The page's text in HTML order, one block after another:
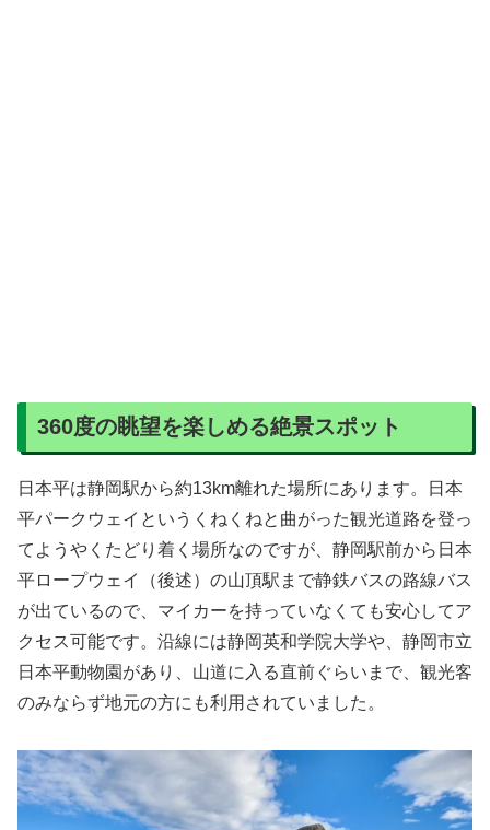
360度の眺望を楽しめる絶景スポット
日本平は静岡駅から約13km離れた場所にあります。日本
平パークウェイというくねくねと曲がった観光道路を登っ
てようやくたどり着く場所なのですが、静岡駅前から日本
平ロープウェイ（後述）の山頂駅まで静鉄バスの路線バス
が出ているので、マイカーを持っていなくても安心してア
クセス可能です。沿線には静岡英和学院大学や、静岡市立
日本平動物園があり、山道に入る直前ぐらいまで、観光客
のみならず地元の方にも利用されていました。